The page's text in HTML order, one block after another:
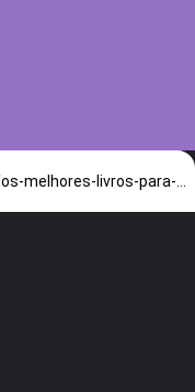
https://lingueed.com.br/os-melhores-livros-para-aprender-ingles/